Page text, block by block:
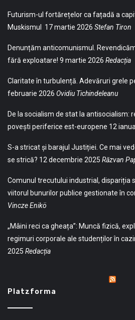
Futurism-ul fortărețelor ca fațadă a
Muskismul 17 martie 2026 Stefan Tiron
Denunțăm anticomunismul.
fără exploatare! 9 martie 2026 Redacția
Claritate în turbulență. Adevăruri grele
februarie 2026 Ovidiu Tichindeleanu
De la socialism de stat la antisocialism:
povești periferice est-europene 12
S-a stricat și barajul Justiției. Ce mai
se strică? 12 decembrie 2025 Răzvan
Comunul trecutului industrial, dispariția
viitorul bunurilor publice gestionate în
Vincze Enikö
„Mâini reci ca gheața”: Muncă fizică,
regimuri corporale ale studenților în
2025 Redacția
Platzforma